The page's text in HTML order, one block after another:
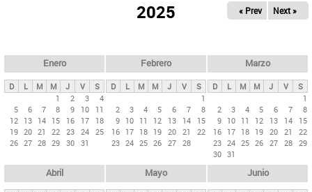
ds
p
n
c
i
2025 « Prev Next »
Enero
D L M M J V
S
1
2 3
4
5
6 7 8 9 10
11
12 13 14 15 16 17
18
19 20 21 22 23 24 25
26 27 28 29 30 31
Febrero
D L M M J V
S
1
2
3 4 5 6 7
8
9 10 11 12 13 14
15
16 17 18 19 20 21
22
23 24 25 26 27 28
Marzo
D L M M J V
S
1
2
3 4 5 6 7
8
9 10 11 12 13 14
15
16 17 18 19 20 21
22
23 24 25 26 27 28 29
30 31
Abril Mayo Junio